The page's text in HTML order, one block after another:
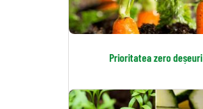
Prioritatea zero deșeuri